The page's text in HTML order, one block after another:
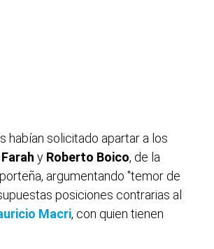
habían solicitado apartar a los
y Roberto Boico, de la
argumentando "temor de
posiciones contrarias al
Macri, con quien tienen